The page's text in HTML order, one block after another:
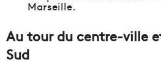
Marseille.
Au tour du centre-ville
Sud